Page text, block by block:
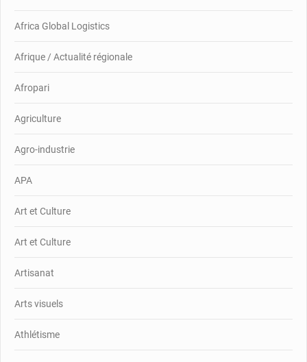
Africa Global Logistics
Afrique / Actualité régionale
Afropari
Agriculture
Agro-industrie
APA
Art et Culture
Art et Culture
Artisanat
Arts visuels
Athlétisme